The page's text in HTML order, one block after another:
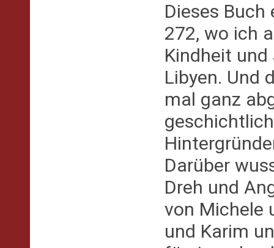
Dieses
272, wo ich
Kindheit
Libyen. Und
mal ganz
Darüber
Dreh und
von Michele
und Karim